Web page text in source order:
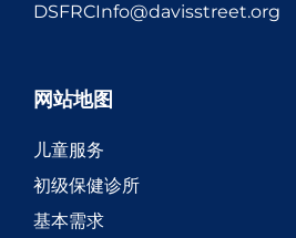
DSFRCInfo@davisstreet.org
网站地图
儿童服务
初级保健诊所
基本需求